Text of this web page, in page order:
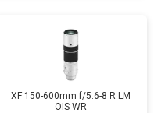
XF 150-600mm f/5.6-8 R LM
OIS WR